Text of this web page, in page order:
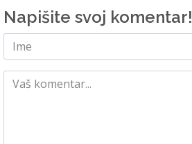
Napišite svoj komentar!